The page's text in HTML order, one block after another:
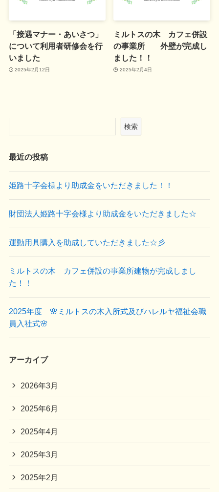
「接遇マナー・あいさつ」
について利用者研修会を行
いました
2025年2月12日
ミルトスの木 カフェ併設
の事業所 外壁が完成し
ました！！
2025年2月4日
検索
最近の投稿
姫路十字会様より助成金をいただきました！！
財団法人姫路十字会様より助成金をいただきました☆
運動用具購入を助成していただきました☆彡
ミルトスの木 カフェ併設の事業所建物が完成しまし
た！！
2025年度 🌸ミルトスの木入所式及びハレルヤ福祉会職
員入社式🌸
アーカイブ
2026年3月
2025年6月
2025年4月
2025年3月
2025年2月